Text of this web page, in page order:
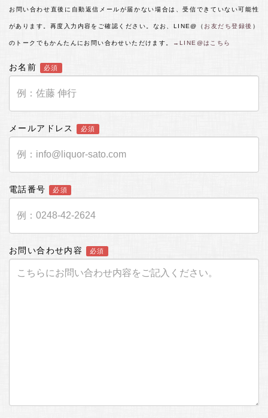
お問い合わせ直後に自動返信メールが届かない場合は、受信できていない可能性
があります。再度入力内容をご確認ください。なお、LINE@（ お友だち登録後 ）
のトークでもかんたんにお問い合わせいただけます。 →LINE@はこちら
お名前 必須
メールアドレス 必須
電話番号 必須
お問い合わせ内容 必須